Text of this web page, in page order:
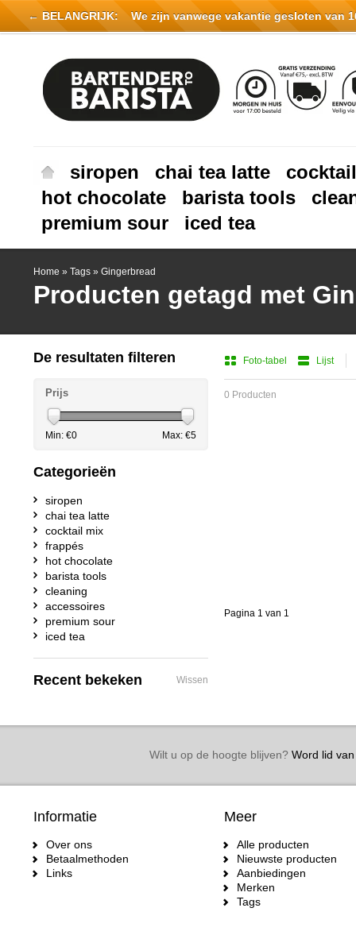
siropen chai tea latte
hot chocolate
barista tools
premium sour
iced tea
Home » Tags » Gingerbread
Producten getagd met
Foto-tabel Lijst
0 Producten
Pagina 1 van 1
De resultaten filteren
Prijs
Min: €0 Max: €5
Categorieën
siropen
chai tea latte
cocktail mix
frappés
hot chocolate
barista tools
cleaning
accessoires
premium sour
iced tea
Recent bekeken Wissen
Wilt u op de hoogte blijven?Word lid van
Informatie
Over ons
Betaalmethoden
Links
Meer
Alle producten
Nieuwste producten
Aanbiedingen
Merken
Tags
← BELANGRIJK: We zijn vanwege vakantie gesloten van